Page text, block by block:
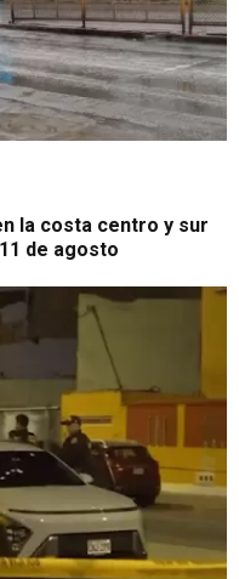
la costa centro y sur
de agosto